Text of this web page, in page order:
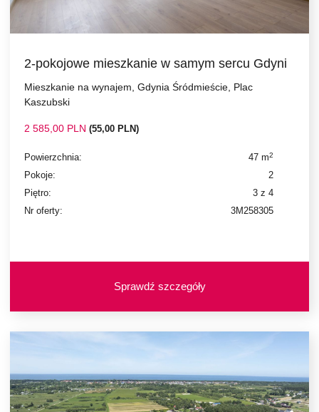
2-pokojowe mieszkanie w samym sercu Gdyni
Mieszkanie na wynajem, Gdynia Śródmieście, Plac
Kaszubski
2 585,00 PLN (55,00 PLN)
Powierzchnia: 47 m2
Pokoje:
2
Piętro:
3 z 4
Nr oferty:
3M258305
Sprawdź szczegóły